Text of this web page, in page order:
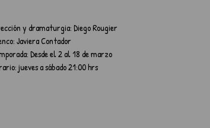
y dramaturgia: Diego Rougier
Javiera Contador
Desde el 2 al 18 de marzo
jueves a sábado 21:00 hrs